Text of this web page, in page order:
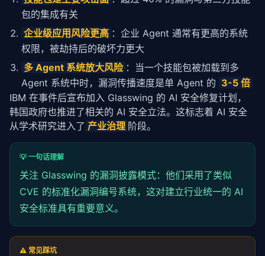
包的集成有关
企业级应用风险更高 ：企业 Agent 通常有更高的系统
权限，被劫持后的破坏力更大
多 Agent 系统放大风险 ：当一个技能包被加载到多
Agent 系统中时，漏洞传播速度是单 Agent 的 3-5 倍
IBM 在事件后宣布加入 Glasswing 的 AI 安全修复计划，
韩国政府也推进了相关的 AI 安全立法。这标志着 AI 安全
从学术研究进入了 产业治理 阶段。
💡 一句话理解
关注 Glasswing 的漏洞披露模式：他们采用了类似
CVE 的标准化漏洞编号系统，这对建立行业统一的 AI
安全标准具有重要意义。
⚠️ 常见踩坑